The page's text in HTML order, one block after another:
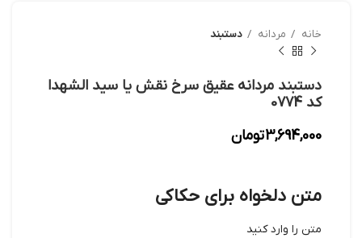
خانه مردانه دستبند
دستبند مردانه عقیق سرخ نقش یا سید الشهدا
کد 0774
3,694,000تومان
متن دلخواه برای حکاکی
متن را وارد کنید